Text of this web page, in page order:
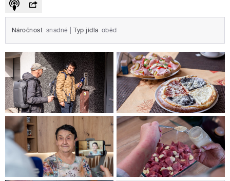
Náročnost snadné Typ jídla oběd